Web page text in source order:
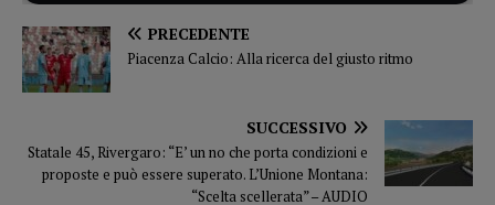
PRECEDENTE
Piacenza Calcio: Alla ricerca del giusto ritmo
SUCCESSIVO
Statale 45, Rivergaro: “E’ un no che porta condizioni e
proposte e può essere superato. L’Unione Montana:
“Scelta scellerata” – AUDIO